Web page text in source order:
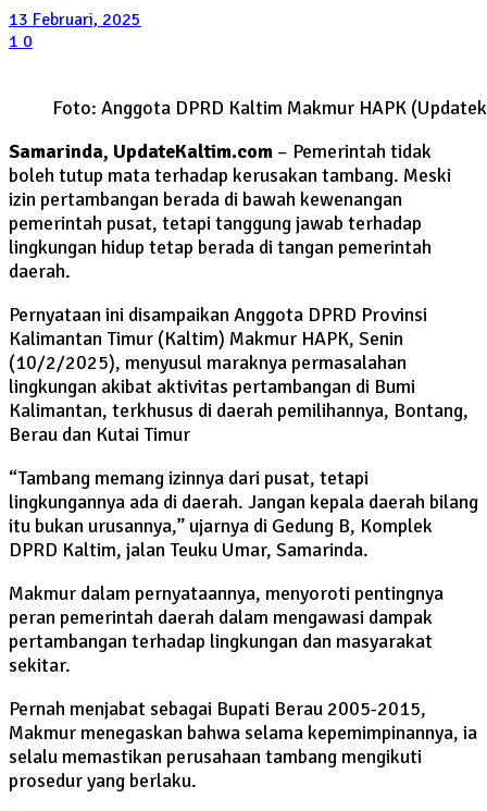
13 Februari, 2025
1 0
Foto: Anggota DPRD Kaltim Makmur HAPK
Samarinda, UpdateKaltim.com – Pemerintah tidak
boleh tutup mata terhadap kerusakan tambang. Meski
izin pertambangan berada di bawah kewenangan
pemerintah pusat, tetapi tanggung jawab terhadap
lingkungan hidup tetap berada di tangan pemerintah
daerah.
Pernyataan ini disampaikan Anggota DPRD Provinsi
Kalimantan Timur (Kaltim) Makmur HAPK, Senin
(10/2/2025), menyusul maraknya permasalahan
lingkungan akibat aktivitas pertambangan di Bumi
Kalimantan, terkhusus di daerah pemilihannya, Bontang,
Berau dan Kutai Timur
“Tambang memang izinnya dari pusat, tetapi
lingkungannya ada di daerah. Jangan kepala daerah bilang
itu bukan urusannya,” ujarnya di Gedung B, Komplek
DPRD Kaltim, jalan Teuku Umar, Samarinda.
Makmur dalam pernyataannya, menyoroti pentingnya
peran pemerintah daerah dalam mengawasi dampak
pertambangan terhadap lingkungan dan masyarakat
sekitar.
Pernah menjabat sebagai Bupati Berau 2005-2015,
Makmur menegaskan bahwa selama kepemimpinannya, ia
selalu memastikan perusahaan tambang mengikuti
prosedur yang berlaku.